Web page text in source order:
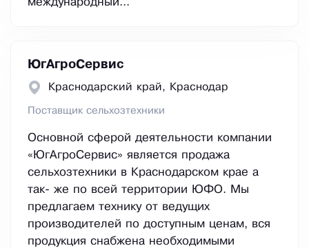
международный...
ЮгАгроСервис
Краснодарский край, Краснодар
Поставщик сельхозтехники
Основной сферой деятельности компании
«ЮгАгроСервис» является продажа
сельхозтехники в Краснодарском крае а
так- же по всей территории ЮФО. Мы
предлагаем технику от ведущих
производителей по доступным ценам, вся
продукция снабжена необходимыми